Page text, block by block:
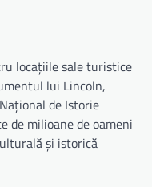
locațiile sale turistice
lui Lincoln,
de Istorie
de milioane de oameni
și istorică